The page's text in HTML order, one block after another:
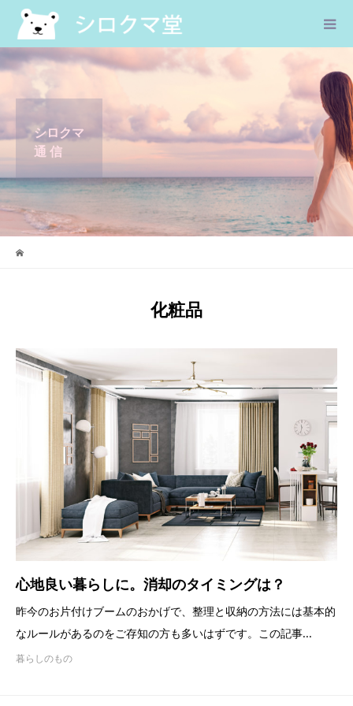
シロクマ
通 信
化粧品
心地良い暮らしに。消却のタイミングは？
昨今のお片付けブームのおかげで、整理と収納の方法には基本的
なルールがあるのをご存知の方も多いはずです。この記事...
暮らしのもの